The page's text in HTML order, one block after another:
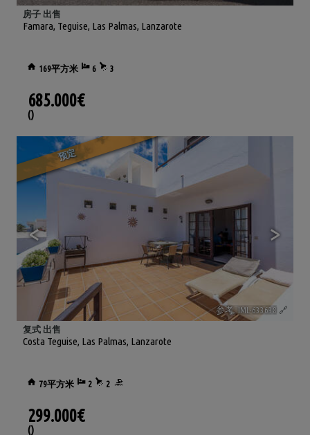
Famara, Teguise, Las Palmas, Lanzarote
房子 出售
169平方米 6 3
685.000€
()
预定
< >
参考. IML-633638 🔗
Costa Teguise, Las Palmas, Lanzarote
复式 出售
79平方米 2 2
299.000€
()